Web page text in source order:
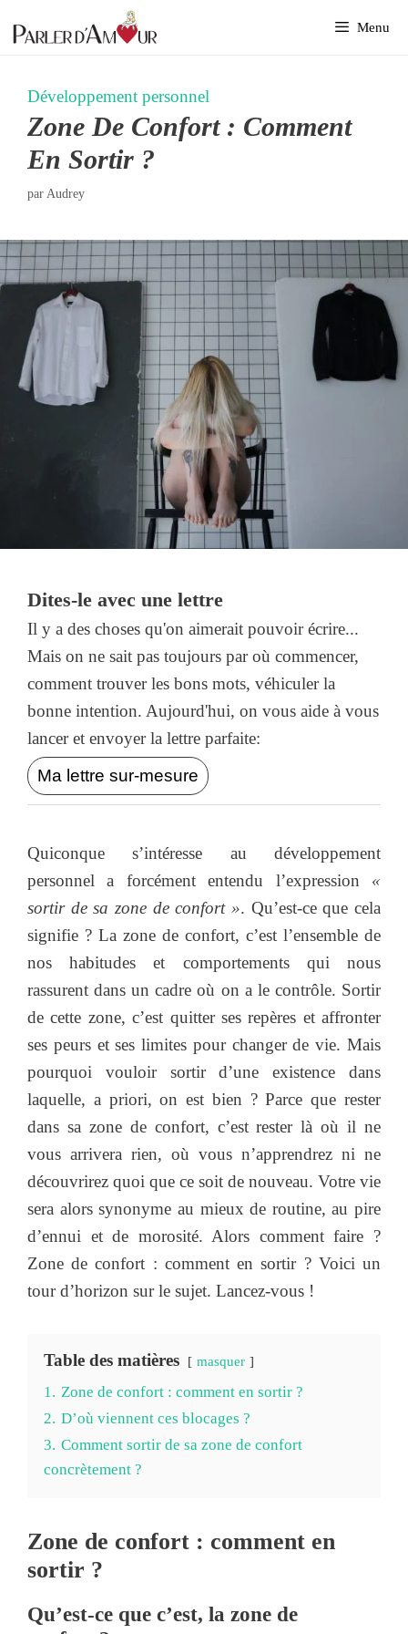
au
Menu
Développement personnel
Zone De Confort : Comment
En Sortir ?
par Audrey
Dites-le avec une lettre
Il y a des choses qu'on aimerait pouvoir écrire...
Mais on ne sait pas toujours par où commencer,
comment trouver les bons mots, véhiculer la
bonne intention. Aujourd'hui, on vous aide à vous
lancer et envoyer la lettre parfaite:
Ma lettre sur-mesure
Quiconque s’intéresse au développement
personnel a forcément entendu l’expression «
sortir de sa zone de confort ». Qu’est-ce que cela
signifie ? La zone de confort, c’est l’ensemble de
nos habitudes et comportements qui nous
rassurent dans un cadre où on a le contrôle. Sortir
de cette zone, c’est quitter ses repères et affronter
ses peurs et ses limites pour changer de vie. Mais
pourquoi vouloir sortir d’une existence dans
laquelle, a priori, on est bien ? Parce que rester
dans sa zone de confort, c’est rester là où il ne
vous arrivera rien, où vous n’apprendrez ni ne
découvrirez quoi que ce soit de nouveau. Votre vie
sera alors synonyme au mieux de routine, au pire
d’ennui et de morosité. Alors comment faire ?
Zone de confort : comment en sortir ? Voici un
tour d’horizon sur le sujet. Lancez-vous !
Table des matières masquer
1. Zone de confort : comment en sortir ?
2. D’où viennent ces blocages ?
3. Comment sortir de sa zone de confort
concrètement ?
Zone de confort : comment en
sortir ?
Qu’est-ce que c’est, la zone de